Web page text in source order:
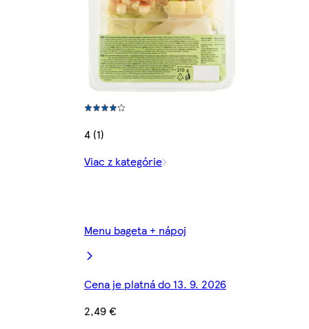
4 (1)
Viac z kategórie
Menu bageta + nápoj
Cena je platná do 13. 9. 2026
2,49 €